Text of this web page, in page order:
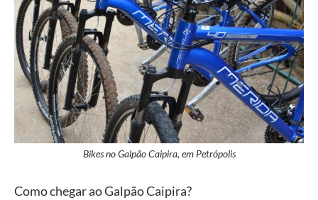
Bikes no Galpão Caipira, em Petrópolis
Como chegar ao Galpão Caipira?